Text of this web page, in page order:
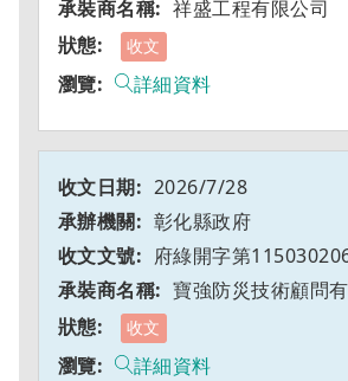
祥盛工程有限公司
收文
詳細資料
2026/7/28
彰化縣政府
府綠開字第
寶強防災技術顧問
收文
詳細資料